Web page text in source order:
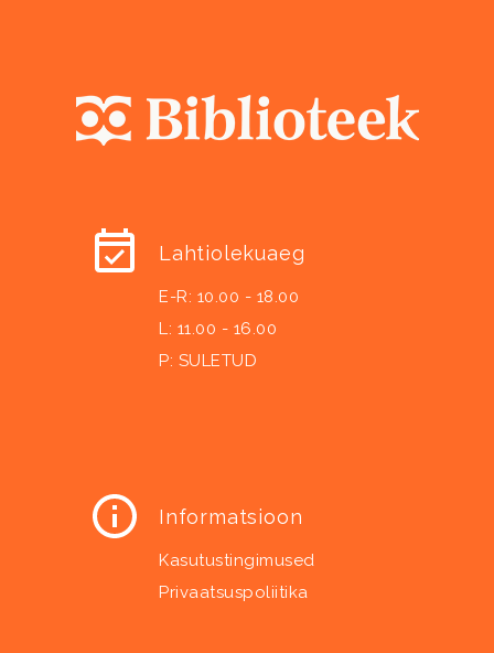
Lahtiolekuaeg
E-R: 10.00 - 18.00
L: 11.00 - 16.00
P: SULETUD
Informatsioon
Kasutustingimused
Privaatsuspoliitika